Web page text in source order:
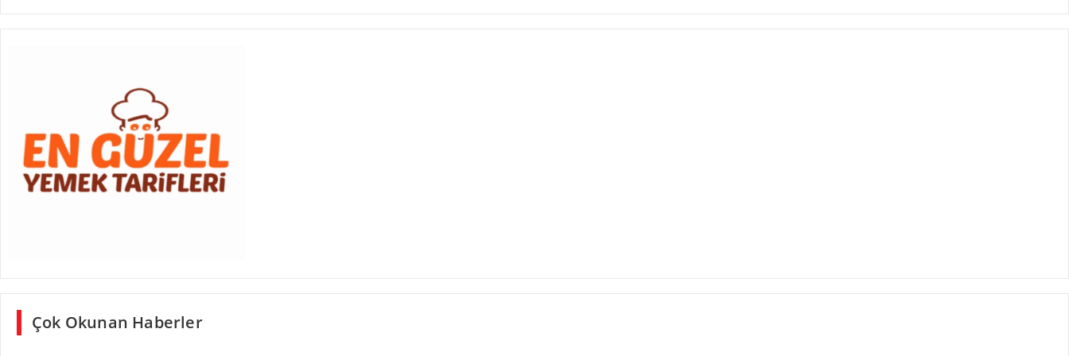
Çok Okunan Haberler